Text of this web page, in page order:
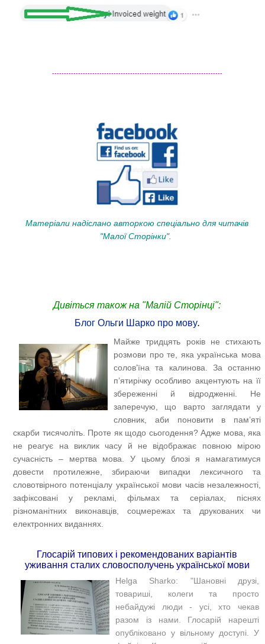
------------------------------------------------------------------------
Матеріали надіслано авторкою спеціально для читачів
"Малої Сторінки".
Дивіться також на "Малій Сторінці":
Блог Ольги Шарко про мову.
Майже тридцять років не стихають
розмови про те, яка українська мова
солов’їна та калинова. За останню
п’ятирічку особливо акцентують на її
збереженні й відродженні. Не
заперечую, що варто заглядати у
словник, аби поновити в пам’яті
скарби тисячоліть. Проте як щодо сьогодення? Адже мова, яка
не реагує на виклик часу й не відображає повною мірою
сучасність – мертва мова. У цьому блозі я намагатимуся
довести протилежне, збираючи випадки лексичного та
словотвірного потенціалу української мови часів незалежності,
зафіксовані у рекламі, фільмах та серіалах, піснях
різноманітних виконавців, соцмережах та друкованих чи
електронних виданнях.
Глосарій типових і рекомендованих варіантів
уживання сталих словосполучень української мови
Helga Sharko: "Шановні друзі,
товариші, колеги та просто
небайдужі люди - усі, хто чекав
разом із нами. Глосарій нарешті
опубліковано у вільному доступі. У